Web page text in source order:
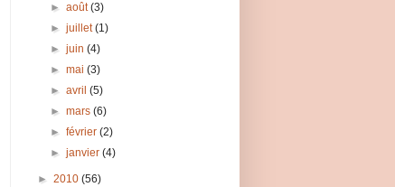
►août(3)
►juillet(1)
►juin(4)
►mai(3)
►avril(5)
►mars(6)
►février(2)
►janvier(4)
► 2010 (56)